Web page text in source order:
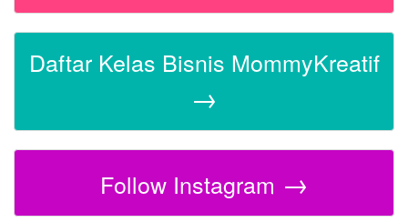
Daftar Kelas Bisnis MommyKreatif
→
Follow Instagram →